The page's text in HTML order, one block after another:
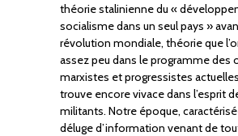
théorie stalinienne du «
socialisme dans un seul pays »
révolution mondiale, théorie que
assez peu dans le programme des
marxistes et progressistes
trouve encore vivace dans l’esprit
militants. Notre époque, caractérisée par un
déluge d’information venant de